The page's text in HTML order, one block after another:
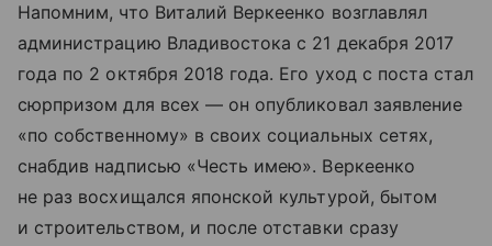
Напомним, что Виталий Веркеенко возглавлял
администрацию Владивостока с 21 декабря 2017
года по 2 октября 2018 года. Его уход с поста стал
сюрпризом для всех — он опубликовал заявление
«по собственному» в своих социальных сетях,
снабдив надписью «Честь имею». Веркеенко
не раз восхищался японской культурой, бытом
и строительством, и после отставки сразу